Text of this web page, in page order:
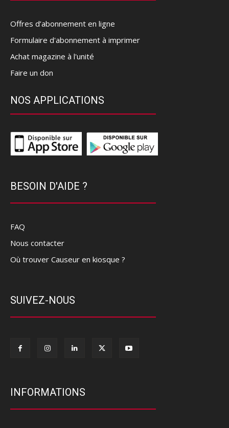
Offres d’abonnement en ligne
Formulaire d'abonnement à imprimer
Achat magazine à l'unité
Faire un don
NOS APPLICATIONS
BESOIN D'AIDE ?
FAQ
Nous contacter
Où trouver Causeur en kiosque ?
SUIVEZ-NOUS
INFORMATIONS